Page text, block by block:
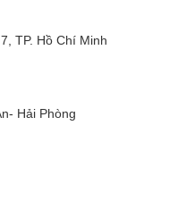
TP. Hồ Chí Minh
Hải Phòng